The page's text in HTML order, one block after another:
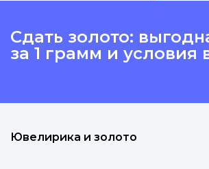
Сдать золото:
за 1 грамм и условия
Ювелирика и золото